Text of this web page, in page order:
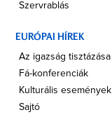
Szervrablás
EURÓPAI HÍREK
Az igazság tisztázása
Fá-konferenciák
Kulturális események
Sajtó